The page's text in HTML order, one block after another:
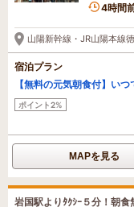
4時間
山陽新幹線・JR山陽本線
宿泊プラン
【無料の元気朝食付】い
ポイント2%
MAPを見る
岩国駅よりﾀｸｼｰ５分！朝